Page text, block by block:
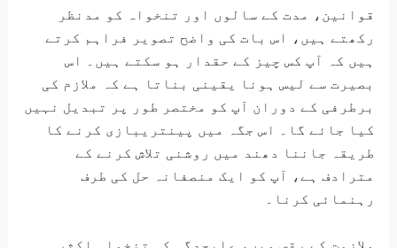
قوانین، مدت کے سالوں اور تنخواہ کو مدنظر
رکھتے ہیں، اس بات کی واضح تصویر فراہم کرتے
ہیں کہ آپ کس چیز کے حقدار ہو سکتے ہیں۔ اس
بصیرت سے لیس ہونا یقینی بناتا ہے کہ ملازم کی
برطرفی کے دوران آپ کو مختصر طور پر تبدیل نہیں
کیا جائے گا۔ اس جگہ میں پینتریبازی کرنے کا
طریقہ جاننا دھند میں روشنی تلاش کرنے کے
مترادف ہے، آپ کو ایک منصفانہ حل کی طرف
رہنمائی کرنا۔
ملازمت کے رقص میں، علیحدگی کی تنخواہ اکثر